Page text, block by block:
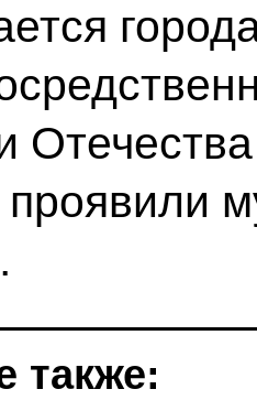
также: